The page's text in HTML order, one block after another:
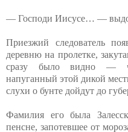
— Господи Иисусе… —
Приезжий следователь
деревню на пролетке,
сразу было видно —
напуганный этой дикой
слухи о бунте дойдут до
Фамилия его была
пенсне, запотевшее от